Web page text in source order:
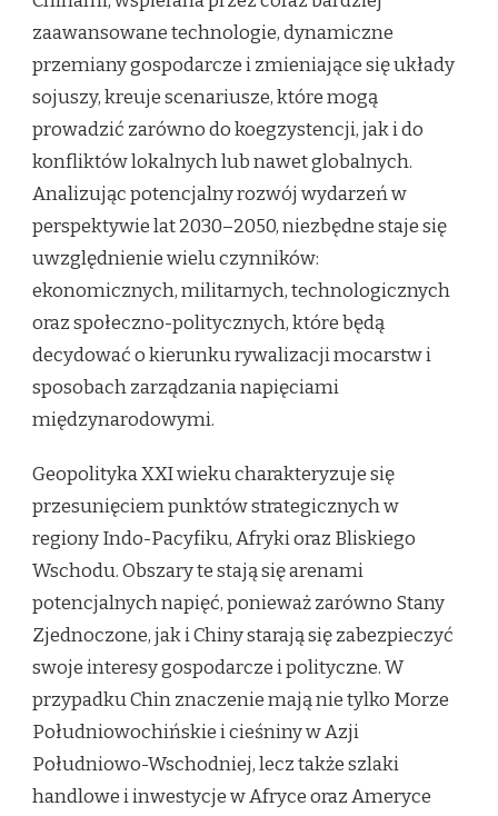
zaawansowane technologie, dynamiczne
przemiany gospodarcze i zmieniające się układy
sojuszy, kreuje scenariusze, które mogą
prowadzić zarówno do koegzystencji, jak i do
konfliktów lokalnych lub nawet globalnych.
Analizując potencjalny rozwój wydarzeń w
perspektywie lat 2030–2050, niezbędne staje się
uwzględnienie wielu czynników:
ekonomicznych, militarnych, technologicznych
oraz społeczno-politycznych, które będą
decydować o kierunku rywalizacji mocarstw i
sposobach zarządzania napięciami
międzynarodowymi.
Geopolityka XXI wieku charakteryzuje się
przesunięciem punktów strategicznych w
regiony Indo-Pacyfiku, Afryki oraz Bliskiego
Wschodu. Obszary te stają się arenami
potencjalnych napięć, ponieważ zarówno Stany
Zjednoczone, jak i Chiny starają się zabezpieczyć
swoje interesy gospodarcze i polityczne. W
przypadku Chin znaczenie mają nie tylko Morze
Południowochińskie i cieśniny w Azji
Południowo-Wschodniej, lecz także szlaki
handlowe i inwestycje w Afryce oraz Ameryce